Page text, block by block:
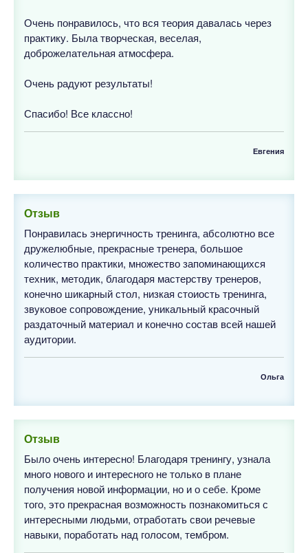
Очень понравилось, что вся теория давалась через
практику. Была творческая, веселая,
доброжелательная атмосфера.
Очень радуют результаты!
Спасибо! Все классно!
Евгения
Отзыв
Понравилась энергичность тренинга, абсолютно все
дружелюбные, прекрасные тренера, большое
количество практики, множество запоминающихся
техник, методик, благодаря мастерству тренеров,
конечно шикарный стол, низкая стоиость тренинга,
звуковое сопровождение, уникальный красочный
раздаточный материал и конечно состав всей нашей
аудитории.
Ольга
Отзыв
Было очень интересно! Благодаря тренингу, узнала
много нового и интересного не только в плане
получения новой информации, но и о себе. Кроме
того, это прекрасная возможность познакомиться с
интересными людьми, отработать свои речевые
навыки, поработать над голосом, тембром.